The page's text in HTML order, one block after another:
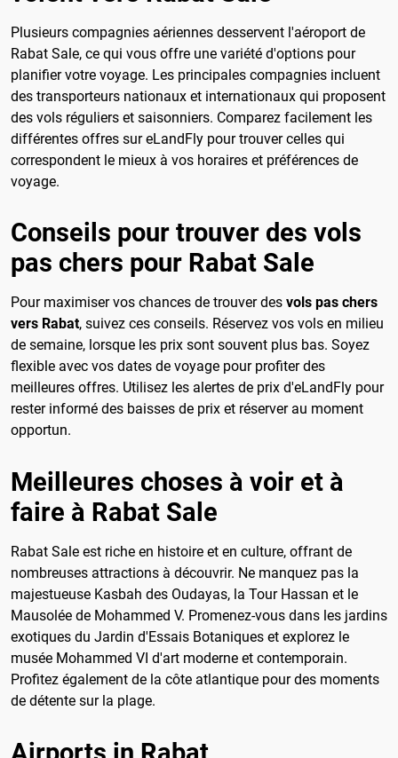
Plusieurs compagnies aériennes desservent l'aéroport de
Rabat Sale, ce qui vous offre une variété d'options pour
planifier votre voyage. Les principales compagnies incluent
des transporteurs nationaux et internationaux qui proposent
des vols réguliers et saisonniers. Comparez facilement les
différentes offres sur eLandFly pour trouver celles qui
correspondent le mieux à vos horaires et préférences de
voyage.
Conseils pour trouver des vols
pas chers pour Rabat Sale
Pour maximiser vos chances de trouver des vols pas chers
vers Rabat, suivez ces conseils. Réservez vos vols en milieu
de semaine, lorsque les prix sont souvent plus bas. Soyez
flexible avec vos dates de voyage pour profiter des
meilleures offres. Utilisez les alertes de prix d'eLandFly pour
rester informé des baisses de prix et réserver au moment
opportun.
Meilleures choses à voir et à
faire à Rabat Sale
Rabat Sale est riche en histoire et en culture, offrant de
nombreuses attractions à découvrir. Ne manquez pas la
majestueuse Kasbah des Oudayas, la Tour Hassan et le
Mausolée de Mohammed V. Promenez-vous dans les jardins
exotiques du Jardin d'Essais Botaniques et explorez le
musée Mohammed VI d'art moderne et contemporain.
Profitez également de la côte atlantique pour des moments
de détente sur la plage.